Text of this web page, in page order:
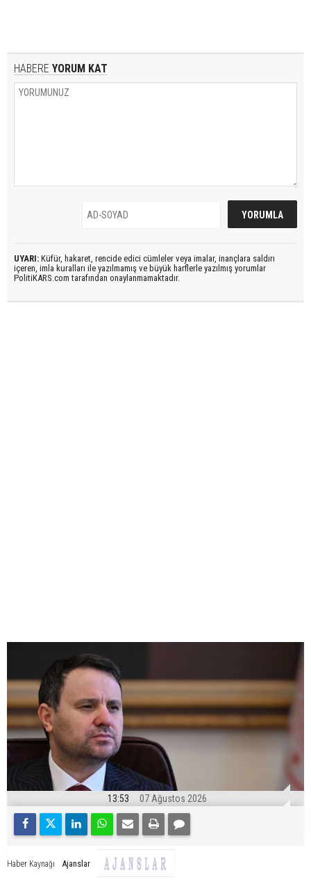
HABERE YORUM KAT
UYARI: Küfür, hakaret, rencide edici cümleler veya imalar, inançlara saldırı
içeren, imla kuralları ile yazılmamış ve büyük harflerle yazılmış yorumlar
PolitiKARS.com tarafından onaylanmamaktadır.
13:53 07 Ağustos 2026
Haber Kaynağı Ajanslar